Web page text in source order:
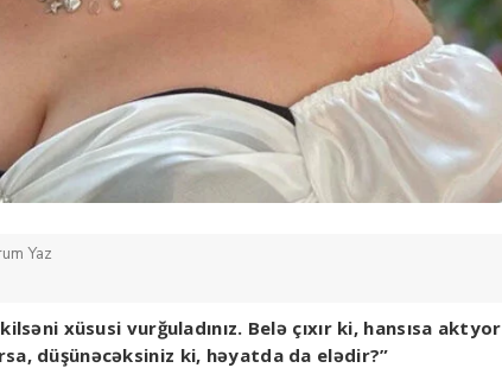
Yaz
xüsusi vurğuladınız. Belə çıxır ki, hansısa aktyor
düşünəcəksiniz ki, həyatda da elədir?”